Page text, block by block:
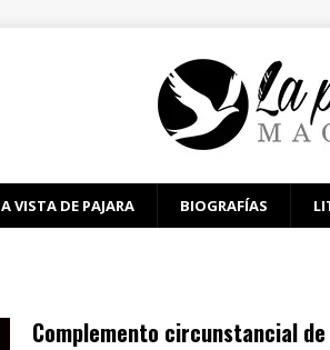
A VISTA DE PAJARA BIOGRAFÍAS
Complemento circunstancial